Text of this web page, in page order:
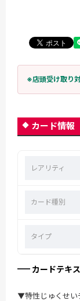
※店頭受け取り対
カード情報
レアリティ
カード種別
タイプ
カードテキ
▼特性じゅくせい